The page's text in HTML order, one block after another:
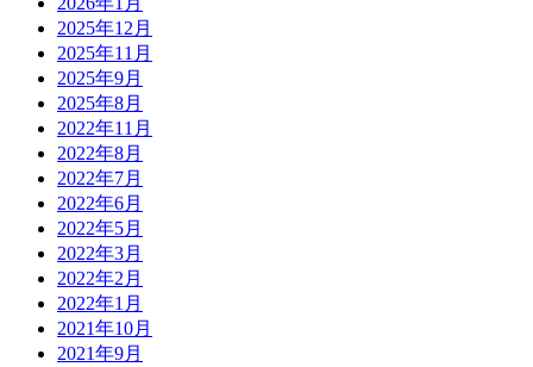
2025年12月
2025年11月
2025年9月
2025年8月
2022年11月
2022年8月
2022年7月
2022年6月
2022年5月
2022年3月
2022年2月
2022年1月
2021年10月
2021年9月